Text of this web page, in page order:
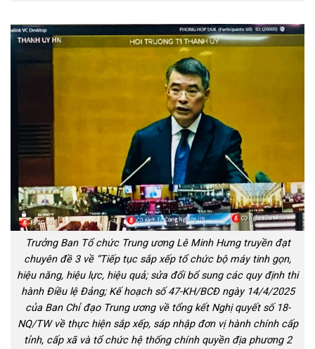
Trưởng Ban Tổ chức Trung ương Lê Minh Hưng truyền đạt
chuyên đề 3 về “Tiếp tục sắp xếp tổ chức bộ máy tinh gọn,
hiệu năng, hiệu lực, hiệu quả; sửa đổi bổ sung các quy định thi
hành Điều lệ Đảng; Kế hoạch số 47-KH/BCĐ ngày 14/4/2025
của Ban Chỉ đạo Trung ương về tổng kết Nghị quyết số 18-
NQ/TW về thực hiện sắp xếp, sáp nhập đơn vị hành chính cấp
tỉnh, cấp xã và tổ chức hệ thống chính quyền địa phương 2